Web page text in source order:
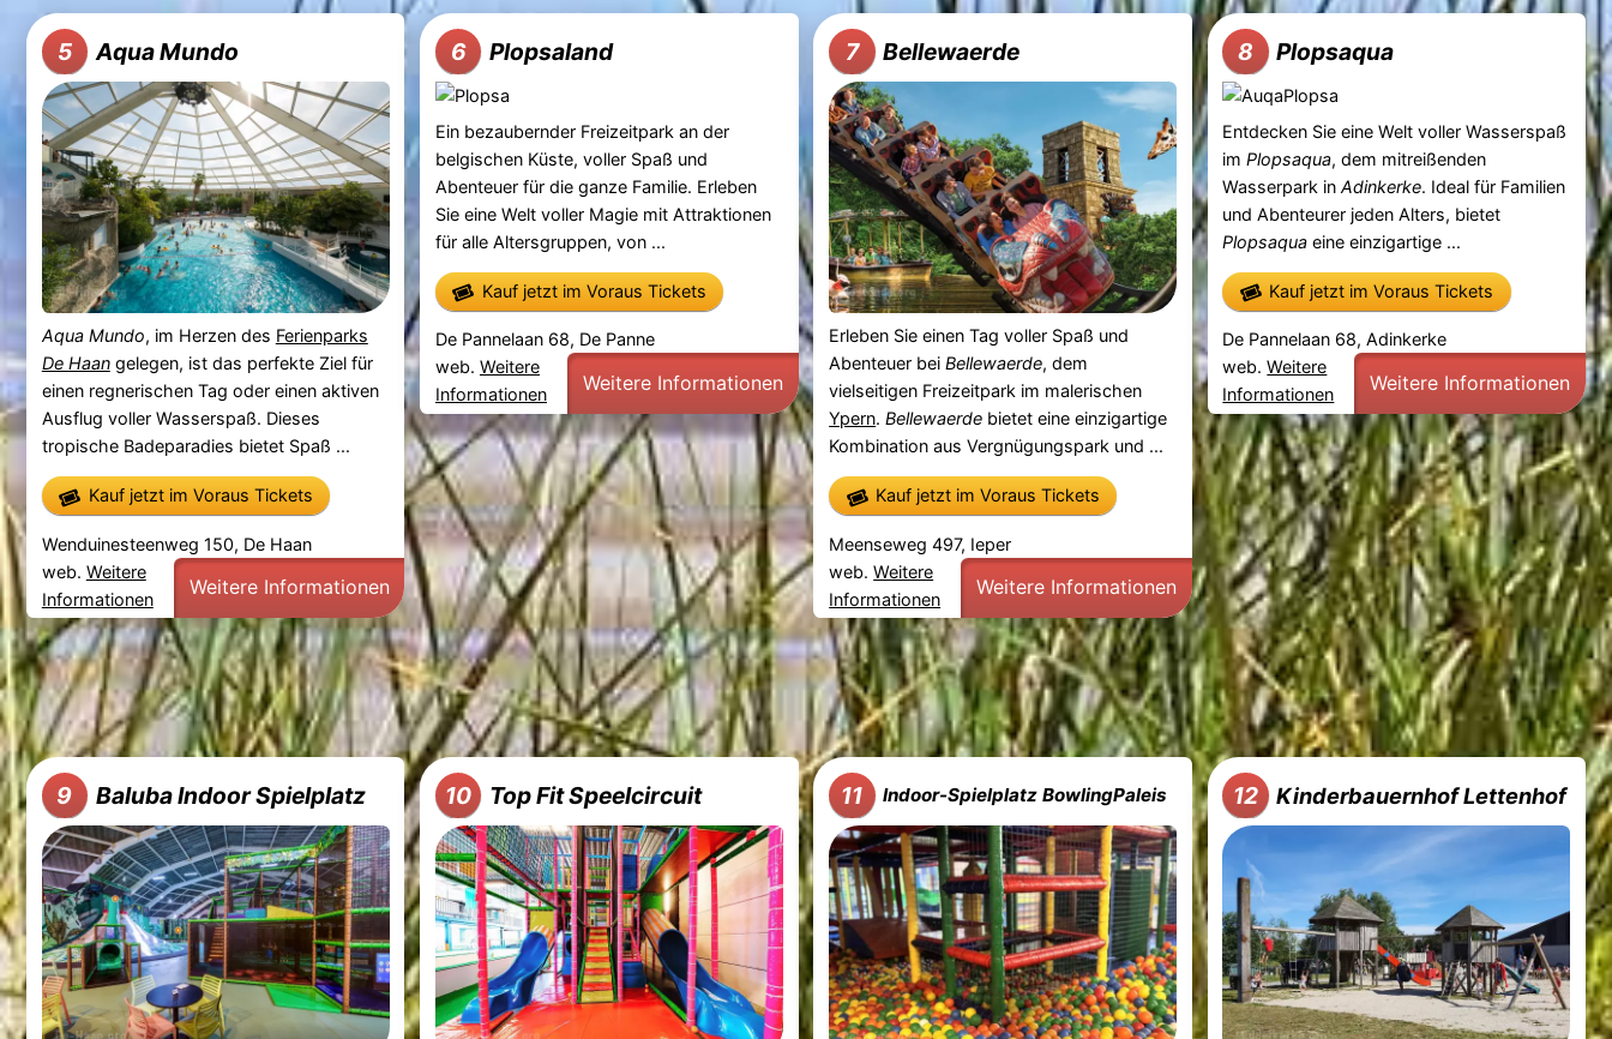
5 Aqua Mundo
Aqua Mundo, im Herzen des Ferienparks
De Haangelegen, ist das perfekte Ziel für
einen regnerischen Tag oder einen aktiven
Ausflug voller Wasserspaß. Dieses
tropische Badeparadies bietet Spaß ...
Kauf jetzt im Voraus Tickets
Wenduinesteenweg 150, De Haan
web. Weitere
Informationen
Weitere Informationen
6 Plopsaland
Ein bezaubernder Freizeitpark an der
belgischen Küste, voller Spaß und
Abenteuer für die ganze Familie. Erleben
Sie eine Welt voller Magie mit Attraktionen
für alle Altersgruppen, von ...
Kauf jetzt im Voraus Tickets
De Pannelaan 68, De Panne
web. Weitere
Informationen
Weitere Informationen
7 Bellewaerde
Erleben Sie einen Tag voller Spaß und
Abenteuer beiBellewaerde, dem
vielseitigen Freizeitpark im malerischen
Ypern.Bellewaerde bietet eine einzigartige
Kombination aus Vergnügungspark und ...
Kauf jetzt im Voraus Tickets
Meenseweg 497, Ieper
web.Weitere
Informationen
Weitere Informationen
8 Plopsaqua
Entdecken Sie eine Welt voller Wasserspaß
imPlopsaqua, dem mitreißenden
Wasserpark inAdinkerke. Ideal für Familien
und Abenteurer jeden Alters, bietet
Plopsaqua eine einzigartige ...
Kauf jetzt im Voraus Tickets
De Pannelaan 68, Adinkerke
web.Weitere
Informationen
Weitere Informationen
9 Baluba Indoor Spielplatz 10 Top Fit Speelcircuit 11 Indoor-Spielplatz BowlingPaleis 12 Kinderbauernhof Lettenhof